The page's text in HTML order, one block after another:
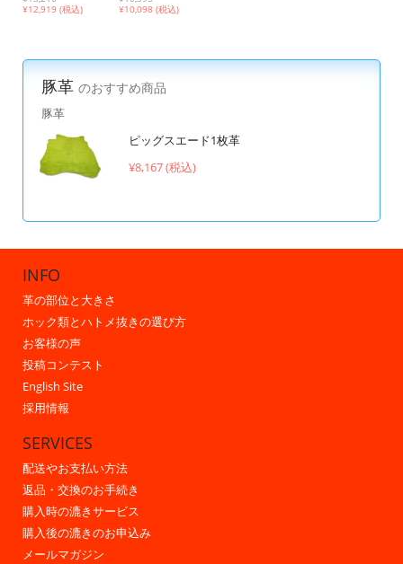
¥12,919 (税込)
¥10,098 (税込)
豚革 のおすすめ商品
豚革
ピッグスエード1枚革
¥8,167 (税込)
INFO
革の部位と大きさ
ホック類とハトメ抜きの選び方
お客様の声
投稿コンテスト
English Site
採用情報
SERVICES
配送やお支払い方法
返品・交換のお手続き
購入時の漉きサービス
購入後の漉きのお申込み
メールマガジン